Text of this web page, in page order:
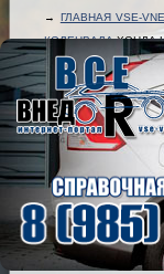
→ ГЛАВНАЯ VSE-
КОЛЕНВАЛАХОНДА